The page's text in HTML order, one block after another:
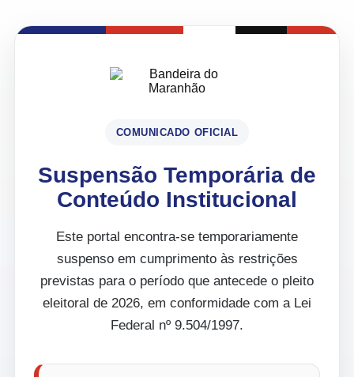
COMUNICADO OFICIAL
Suspensão Temporária de
Conteúdo Institucional
Este portal encontra-se temporariamente
suspenso em cumprimento às restrições
previstas para o período que antecede o pleito
eleitoral de 2026, em conformidade com a Lei
Federal nº 9.504/1997.